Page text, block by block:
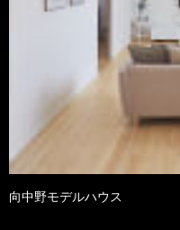
向中野モデルハウス